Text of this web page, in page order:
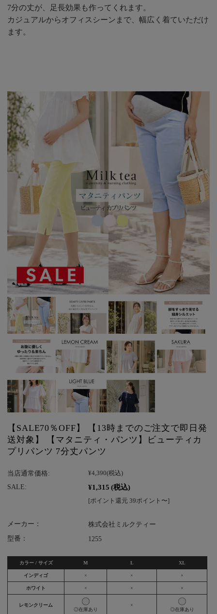
7分の丈が、足長効果も作ってくれます。
カジュアルからオフィスシーンまで、幅広く着ていただけ
ます。
【SALE70％OFF】 【13時までのご注文で即日発
送対象】 【マタニティ・パンツ】ビューティカ
プリパンツ 7分丈パンツ
当店通常価格: ¥4,390(税込)
SALE: ¥1,315 (税込)
[ポイント還元 39ポイント〜]
メーカー：
株式会社ミルクティー
型番：
1255
カラー / サイズ M L XL
インディゴ × × ×
ホワイト × × ×
レモンクリーム
◎在庫あり
×
◎在庫あり